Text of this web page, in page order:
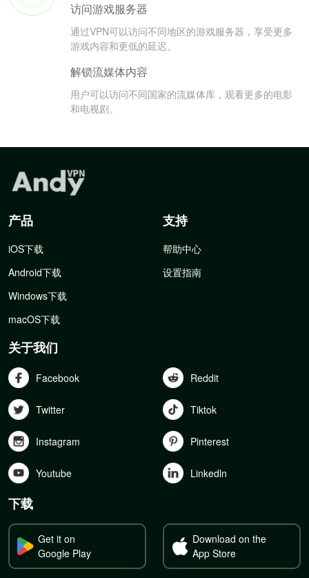
访问游戏服务器
通过VPN可以访问不同地区的游戏服务器，享受更多
游戏内容和更低的延迟。
解锁流媒体内容
用户可以访问不同国家的流媒体库，观看更多的电影
和电视剧。
产品
iOS下载
Android下载
Windows下载
macOS下载
支持
帮助中心
设置指南
关于我们
Facebook Reddit
Twitter Tiktok
Instagram Pinterest
Youtube Linkedln
下载
Get it on
Google Play
Download on the
App Store